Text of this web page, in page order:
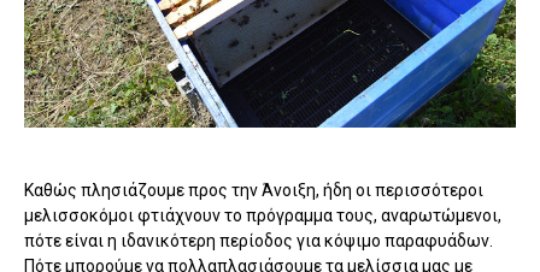
Καθώς πλησιάζουμε προς την Άνοιξη, ήδη οι περισσότεροι
μελισσοκόμοι φτιάχνουν το πρόγραμμα τους, αναρωτώμενοι,
πότε είναι η ιδανικότερη περίοδος για κόψιμο παραφυάδων.
Πότε μπορούμε να πολλαπλασιάσουμε τα μελίσσια μας με